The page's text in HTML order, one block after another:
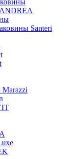
Santeri
Marazzi